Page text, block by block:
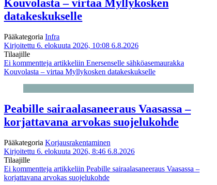
Kouvolasta – virtaa Myllykosken
datakeskukselle
Pääkategoria Infra
Kirjoitettu 6. elokuuta 2026, 10:08 6.8.2026
Tilaajille
Ei kommentteja artikkeliin Enersenselle sähköasemaurakka
Kouvolasta – virtaa Myllykosken datakeskukselle
Peabille sairaalasaneeraus Vaasassa –
korjattavana arvokas suojelukohde
Pääkategoria Korjausrakentaminen
Kirjoitettu 6. elokuuta 2026, 8:46 6.8.2026
Tilaajille
Ei kommentteja artikkeliin Peabille sairaalasaneeraus Vaasassa –
korjattavana arvokas suojelukohde